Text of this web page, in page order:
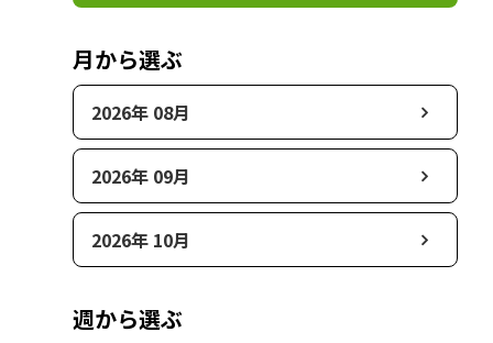
月から選ぶ
2026年 08月
2026年 09月
2026年 10月
週から選ぶ